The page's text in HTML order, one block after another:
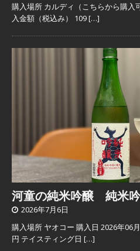
購入場所 カルディ（こちらから購入
入金額（税込み） 109[…]
河童の純米吟醸 純米
2026年7月6日
購入場所 ヤオコー 購入日 2026年06
円 テイスティング日 […]